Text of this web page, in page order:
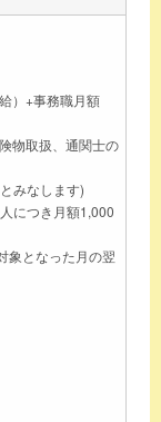
）+事務職月額
物取扱、通関士の
みなします)
につき月額1,000
象となった月の翌